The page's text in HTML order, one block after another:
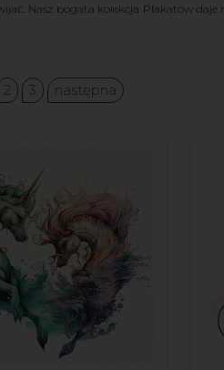
Nasz bogata kolekcja Plakatów
2 3 następna